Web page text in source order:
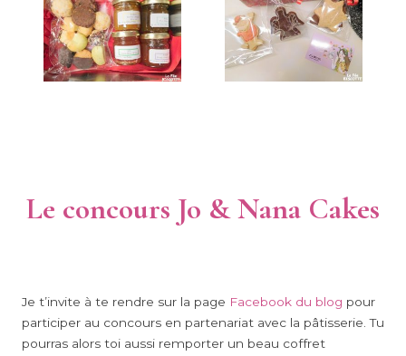
Le concours Jo & Nana Cakes
Je t’invite à te rendre sur la page Facebook du blog pour
participer au concours en partenariat avec la pâtisserie. Tu
pourras alors toi aussi remporter un beau coffret